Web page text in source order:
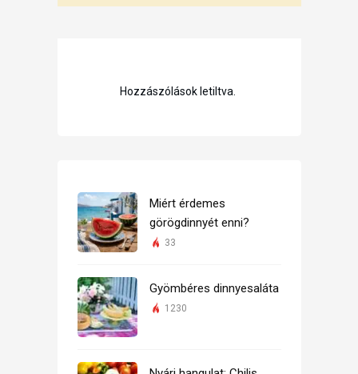
Hozzászólások letiltva.
Miért érdemes
görögdinnyét enni?
33
Gyömbéres dinnyesaláta
1230